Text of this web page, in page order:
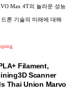
Max 4T의 놀라운 성능
론 기술의 미래에 대해
Filament,
Scanner
Thai Union Marvo